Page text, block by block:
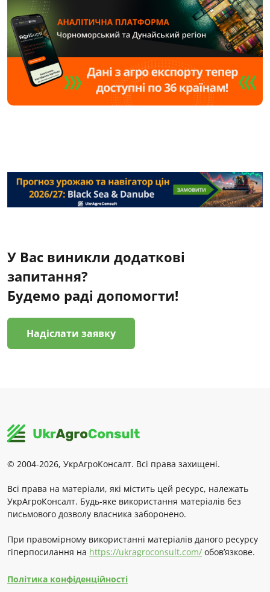
У Вас виникли додаткові
запитання?
Будемо раді допомогти!
Надіслати заявку
© 2004-2026, УкрАгроКонсалт. Всі права захищені.
Всі права на матеріали, які містить цей ресурс, належать
УкрАгроКонсалт. Будь-яке використання матеріалів без
письмового дозволу власника заборонено.
При правомірному використанні матеріалів даного ресурсу
гіперпосилання на https://ukragroconsult.com/ обов’язкове.
Політика конфіденційності